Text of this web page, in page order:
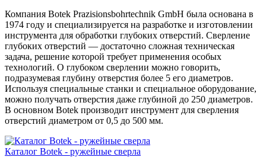
Компания Botek Prazisionsbohrtechnik GmbH была основана в
1974 году и специализируется на разработке и изготовлении
инструмента для обработки глубоких отверстий. Сверление
глубоких отверстий — достаточно сложная техническая
задача, решение которой требует применения особых
технологий. О глубоком сверлении можно говорить,
подразумевая глубину отверстия более 5 его диаметров.
Используя специальные станки и специальное оборудование,
можно получать отверстия даже глубиной до 250 диаметров.
В основном Botek производит инструмент для сверления
отверстий диаметром от 0,5 до 500 мм.
Каталог Botek - ружейные сверла